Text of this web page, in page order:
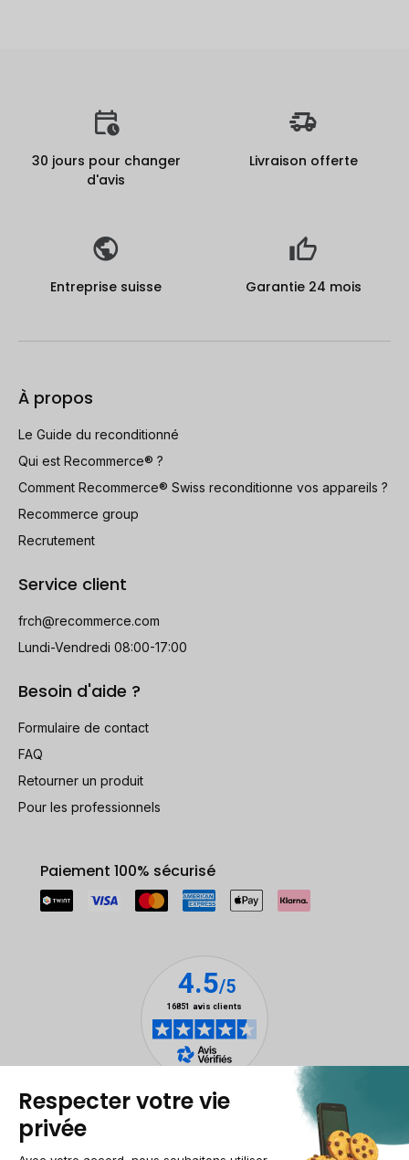
30 jours pour changer
d'avis
Livraison offerte
Entreprise suisse Garantie 24 mois
À propos
Le Guide du reconditionné
Qui est Recommerce® ?
Comment Recommerce® Swiss reconditionne vos appareils ?
Recommerce group
Recrutement
Service client
frch@recommerce.com
Lundi-Vendredi 08:00-17:00
Besoin d'aide ?
Formulaire de contact
FAQ
Retourner un produit
Pour les professionnels
Paiement 100% sécurisé